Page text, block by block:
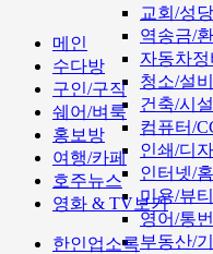
교회/성
역송금/
자동차정
청소/설비
건축/시설
컴퓨터/
인쇄/디
인터넷/
미용/뷰티
영어/통
부동산/
메인
수다방
구인/구직
쉐어/벼룩
홍보방
여행/카페
호주뉴스
영화 & TV보기
한인업소록